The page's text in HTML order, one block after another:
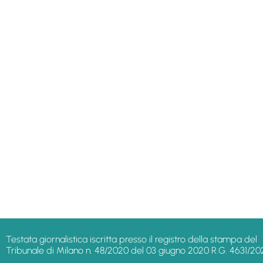
Testata giornalistica iscritta presso il registro della stampa del
Tribunale di Milano n. 48/2020 del 03 giugno 2020 R.G. 4631/